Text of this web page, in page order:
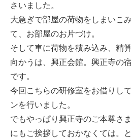
さいました。
大急ぎで部屋の荷物をしまいこ
て、お部屋のお片づけ。
そして車に荷物を積み込み、精算
向かうは、興正会館。興正寺の
です。
今回こちらの研修室をお借りし
ンを行いました。
でもやっぱり興正寺のご本尊さ
にもご挨拶しておかなくては。